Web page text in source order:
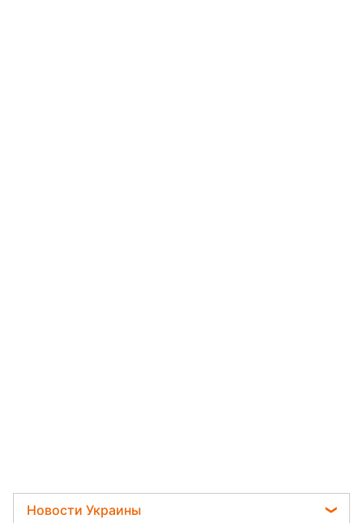
Новости Украины